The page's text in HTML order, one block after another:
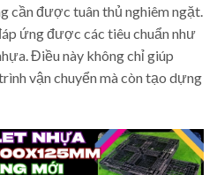
cần được tuân thủ nghiêm ngặt.
ứng được các tiêu chuẩn như
Điều này không chỉ giúp
vận chuyển mà còn tạo dựng